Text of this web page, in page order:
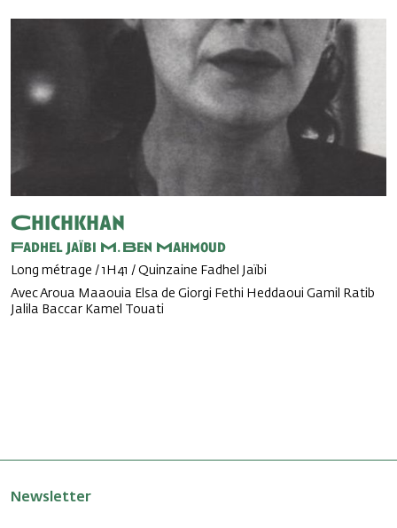
Chichkhan
Fadhel Jaïbi M. Ben Mahmoud
Long métrage / 1H41 / Quinzaine Fadhel Jaïbi
Avec Aroua Maaouia Elsa de Giorgi Fethi Heddaoui Gamil Ratib
Jalila Baccar Kamel Touati
Newsletter